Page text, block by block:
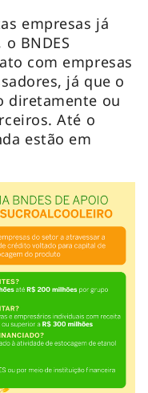
empresas já
BNDES
com empresas
já que o
diretamente ou
Até o
estão em